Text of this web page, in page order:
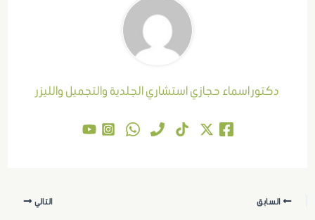
دكتور اسماء حجازي استشاري الجلدية والتجميل والليزر
السابق التالي